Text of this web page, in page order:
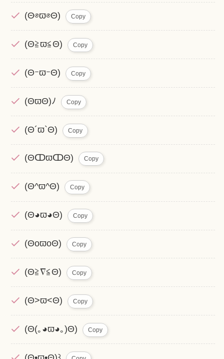
(Θ⊗ϖ⊗Θ) Copy
(Θ≧ϖ≦Θ) Copy
(ΘｰϖｰΘ) Copy
(ΘϖΘ)ﾉ Copy
(Θ´ϖ`Θ) Copy
(ΘↀϖↀΘ) Copy
(Θ^ϖ^Θ) Copy
(Θ◕ϖ◕Θ) Copy
(ΘoϖoΘ) Copy
(Θ≧∇≦Θ) Copy
(Θ>ϖ<Θ) Copy
(Θ(｡◕ϖ◕｡)Θ) Copy